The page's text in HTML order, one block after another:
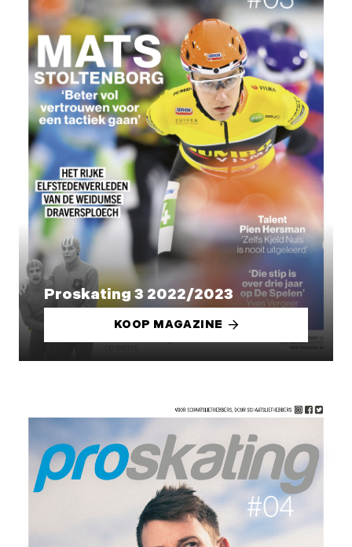
Proskating 3 2022/2023
KOOP MAGAZINE